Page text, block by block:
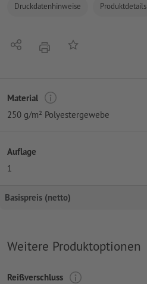
Druckdatenhinweise Produktdetails
Teilen DruckenAuf die Merkliste
Material
250 g/m² Polyestergewebe
Auflage
1
Basispreis (netto)
Weitere Produktoptionen
Reißverschluss